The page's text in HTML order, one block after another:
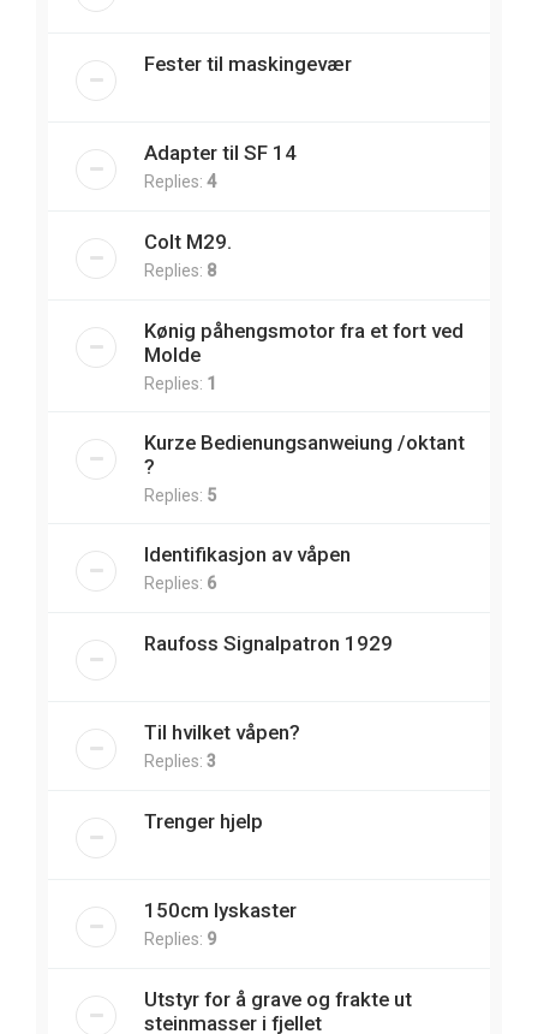
Fester til maskingevær
Adapter til SF 14
Replies: 4
Colt M29.
Replies: 8
Kønig påhengsmotor fra et fort ved
Molde
Replies: 1
Kurze Bedienungsanweiung /oktant
?
Replies: 5
Identifikasjon av våpen
Replies: 6
Raufoss Signalpatron 1929
Til hvilket våpen?
Replies: 3
Trenger hjelp
150cm lyskaster
Replies: 9
Utstyr for å grave og frakte ut
steinmasser i fjellet